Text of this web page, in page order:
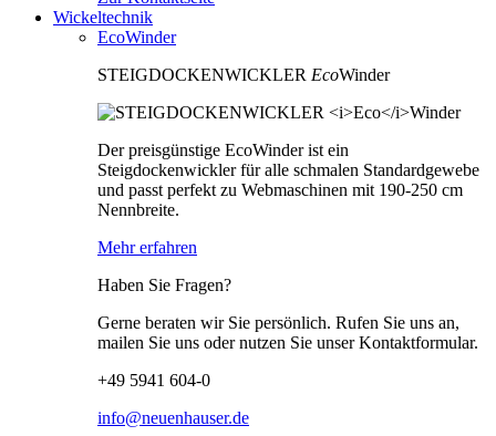
Wickeltechnik
EcoWinder
STEIGDOCKENWICKLER EcoWinder
Der preisgünstige EcoWinder ist ein
Steigdockenwickler für alle schmalen Standardgewebe
und passt perfekt zu Webmaschinen mit 190-250 cm
Nennbreite.
Mehr erfahren
Haben Sie Fragen?
Gerne beraten wir Sie persönlich. Rufen Sie uns an,
mailen Sie uns oder nutzen Sie unser Kontaktformular.
+49 5941 604-0
info@neuenhauser.de